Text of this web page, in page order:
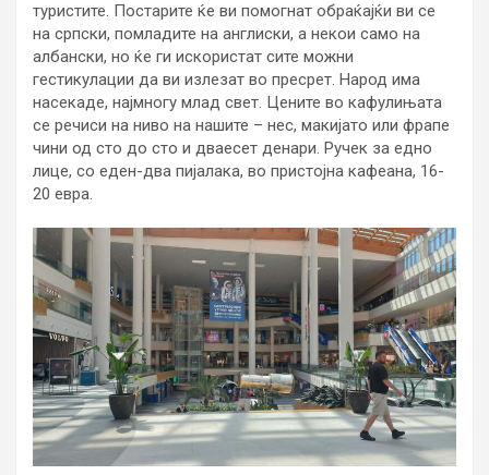
туристите. Постарите ќе ви помогнат обраќајќи ви се
на српски, помладите на англиски, а некои само на
албански, но ќе ги искористат сите можни
гестикулации да ви излезат во пресрет. Народ има
насекаде, најмногу млад свет. Цените во кафулињата
се речиси на ниво на нашите – нес, макијато или фрапе
чини од сто до сто и дваесет денари. Ручек за едно
лице, со еден-два пијалака, во пристојна кафеана, 16-
20 евра.